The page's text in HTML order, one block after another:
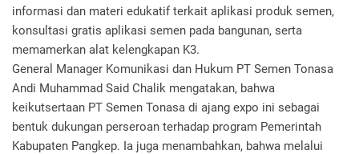
informasi dan materi edukatif terkait aplikasi produk semen,
konsultasi gratis aplikasi semen pada bangunan, serta
memamerkan alat kelengkapan K3.
General Manager Komunikasi dan Hukum PT Semen Tonasa
Andi Muhammad Said Chalik mengatakan, bahwa
keikutsertaan PT Semen Tonasa di ajang expo ini sebagai
bentuk dukungan perseroan terhadap program Pemerintah
Kabupaten Pangkep. Ia juga menambahkan, bahwa melalui